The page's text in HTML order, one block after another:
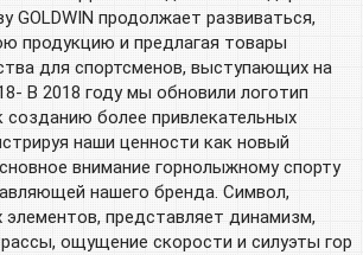
GOLDWIN продолжает развиваться,
продукцию и предлагая товары
для спортсменов, выступающих на
В 2018 году мы обновили логотип
созданию более привлекательных
наши ценности как новый
внимание горнолыжному спорту
нашего бренда. Символ,
представляет динамизм,
ощущение скорости и силуэты гор